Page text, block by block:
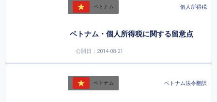
ベトナム 個人所得税
ベトナム・個人所得税に関する留意点
公開日：2014-08-21
ベトナム ベトナム法令翻訳